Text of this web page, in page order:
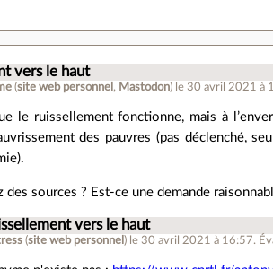
vers le haut
(site web personnel , Mastodon) le 30 avril 2021 à
le ruissellement fonctionne, mais à
des pauvres (pas déclenché,
des sources ? Est-ce une demande
vers le haut
(site web personnel ) le 30 avril 2021 à 16:57.